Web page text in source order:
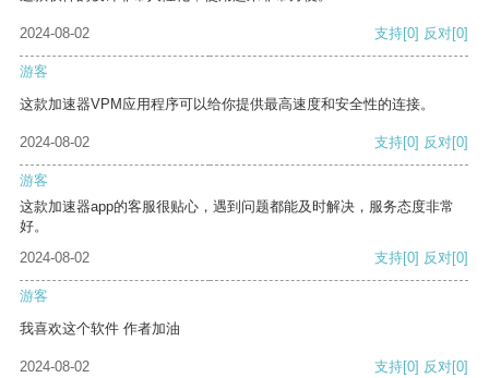
2024-08-02 支持[0] 反对[0]
游客
这款加速器VPM应用程序可以给你提供最高速度和安全性的连接。
2024-08-02 支持[0] 反对[0]
游客
这款加速器app的客服很贴心，遇到问题都能及时解决，服务态度非常
好。
2024-08-02
支持[0] 反对[0]
游客
我喜欢这个软件 作者加油
2024-08-02 支持[0] 反对[0]